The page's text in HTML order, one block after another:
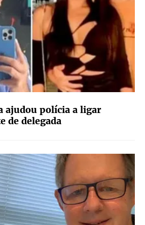
ajudou polícia a ligar
de delegada